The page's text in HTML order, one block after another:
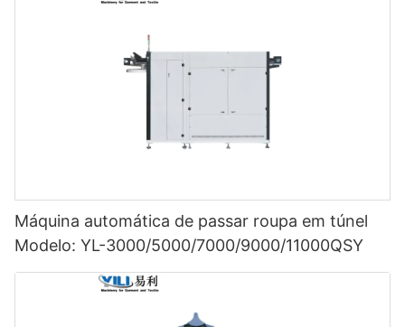
Máquina automática de passar roupa em túnel
Modelo: YL-3000/5000/7000/9000/11000QSY